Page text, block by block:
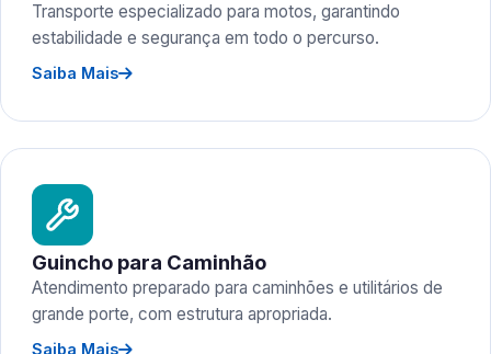
Transporte especializado para motos, garantindo
estabilidade e segurança em todo o percurso.
Saiba Mais
Guincho para Caminhão
Atendimento preparado para caminhões e utilitários de
grande porte, com estrutura apropriada.
Saiba Mais